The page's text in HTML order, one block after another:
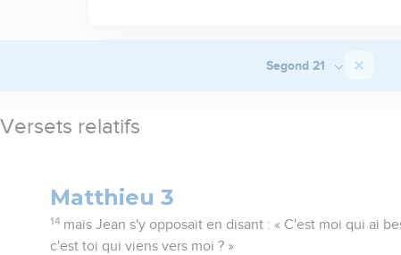
Segond 21
Versets relatifs
Matthieu 3
14 mais Jean s'y opposait en disant : « C'est moi qui ai
c'est toi qui viens vers moi ? »